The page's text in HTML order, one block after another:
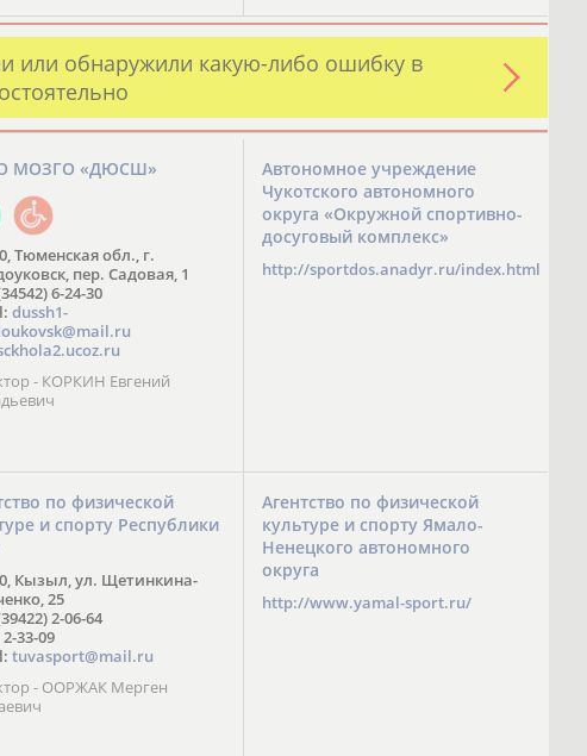
или обнаружили какую-либо ошибку в
МОЗГО «ДЮСШ»
Тюменская обл., г.
пер. Садовая, 1
6-24-30
dussh1-
- КОРКИН Евгений
Автономное учреждение
Чукотского автономного
округа «Окружной спортивно-
досуговый комплекс»
http://sportdos.anadyr.ru/index.html
по физической
и спорту Республики
Кызыл, ул. Щетинкина-
25
2-06-64
33-09
tuvasport@mail.ru
- ООРЖАК Мерген
Агентство по физической
культуре и спорту Ямало-
Ненецкого автономного
округа
http://www.yamal-sport.ru/